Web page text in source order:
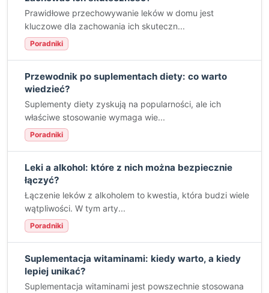
Prawidłowe przechowywanie leków w domu jest
kluczowe dla zachowania ich skuteczn...
Poradniki
Przewodnik po suplementach diety: co warto
wiedzieć?
Suplementy diety zyskują na popularności, ale ich
właściwe stosowanie wymaga wie...
Poradniki
Leki a alkohol: które z nich można bezpiecznie
łączyć?
Łączenie leków z alkoholem to kwestia, która budzi wiele
wątpliwości. W tym arty...
Poradniki
Suplementacja witaminami: kiedy warto, a kiedy
lepiej unikać?
Suplementacja witaminami jest powszechnie stosowana